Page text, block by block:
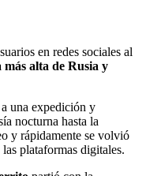
en redes sociales al
más alta de Rusia y
una expedición y
nocturna hasta la
y rápidamente se volvió
plataformas digitales.